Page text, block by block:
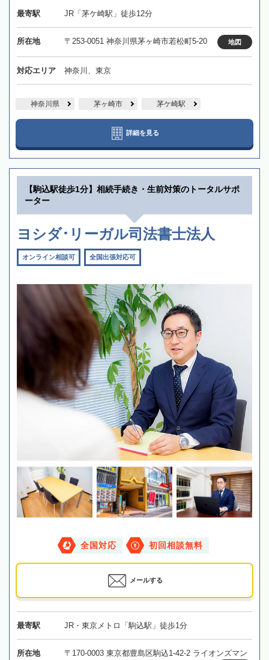
最寄駅 JR「茅ケ崎駅」徒歩12分
所在地 〒253-0051 神奈川県茅ヶ崎市若松町5-20 地図
対応エリア 神奈川、東京
神奈川県 茅ヶ崎市 茅ケ崎駅
詳細を見る
【駒込駅徒歩1分】相続手続き・生前対策のトータルサポ
ーター
ヨシダ･リーガル司法書士法人
オンライン相談可 全国出張対応可
全国対応 初回相談無料
メールする
最寄駅 JR・東京メトロ「駒込駅」徒歩1分
所在地
〒170-0003 東京都豊島区駒込1-42-2 ライオンズマン